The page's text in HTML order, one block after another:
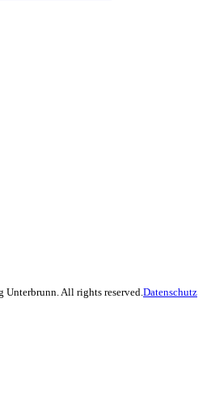
All rights reserved. Datenschutz